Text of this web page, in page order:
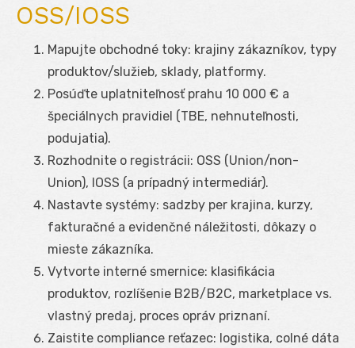
OSS/IOSS
Mapujte obchodné toky: krajiny zákazníkov, typy
produktov/služieb, sklady, platformy.
Posúďte uplatniteľnosť prahu 10 000 € a
špeciálnych pravidiel (TBE, nehnuteľnosti,
podujatia).
Rozhodnite o registrácii: OSS (Union/non-
Union), IOSS (a prípadný intermediár).
Nastavte systémy: sadzby per krajina, kurzy,
fakturačné a evidenčné náležitosti, dôkazy o
mieste zákazníka.
Vytvorte interné smernice: klasifikácia
produktov, rozlíšenie B2B/B2C, marketplace vs.
vlastný predaj, proces opráv priznaní.
Zaistite compliance reťazec: logistika, colné dáta